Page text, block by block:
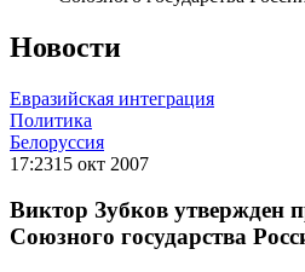
Новости
Евразийская интеграция
Политика
Белоруссия
17:2315 окт 2007
Виктор Зубков утвержден
Союзного государства